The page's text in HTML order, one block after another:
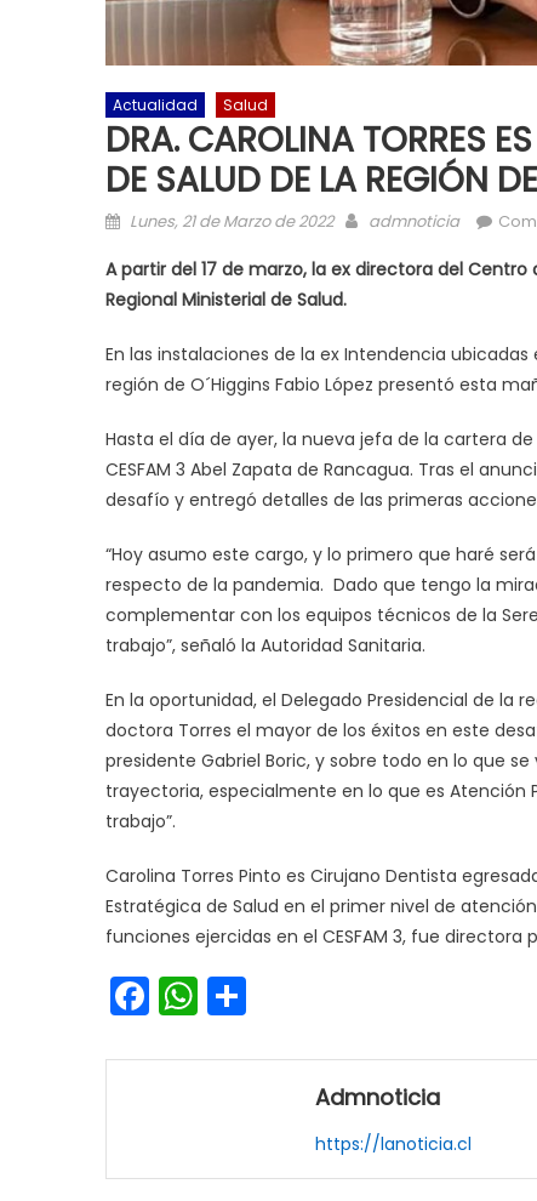
Actualidad Salud
DRA. CAROLINA TORRES
DE SALUD DE LA REGIÓN
Posted on
Lunes, 21 de Marzo de 2022 Author
admnoticia
A partir del 17 de marzo, la ex directora del
Regional Ministerial de Salud.
En las instalaciones de la ex Intendencia ubicadas
región de O´Higgins Fabio López presentó esta
Hasta el día de ayer, la nueva jefa de la cartera
CESFAM 3 Abel Zapata de Rancagua. Tras el
desafío y entregó detalles de las primeras
“Hoy asumo este cargo, y lo primero que haré
respecto de la pandemia. Dado que tengo la
complementar con los equipos técnicos de la
trabajo”, señaló la Autoridad Sanitaria.
En la oportunidad, el Delegado Presidencial de la
doctora Torres el mayor de los éxitos en este
presidente Gabriel Boric, y sobre todo en lo que
trayectoria, especialmente en lo que es Atención
trabajo”.
Carolina Torres Pinto es Cirujano Dentista
Estratégica de Salud en el primer nivel de
funciones ejercidas en el CESFAM 3, fue directora
Facebook
WhatsApp
Admnoticia
https://lanoticia.cl